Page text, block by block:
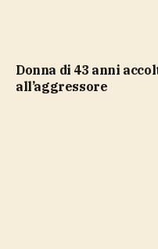
Donna di 43 anni accoltellata a Crema, è caccia
all’aggressore